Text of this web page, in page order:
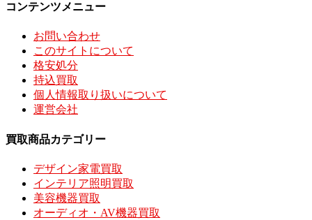
コンテンツメニュー
お問い合わせ
このサイトについて
格安処分
持込買取
個人情報取り扱いについて
運営会社
買取商品カテゴリー
デザイン家電買取
インテリア照明買取
美容機器買取
オーディオ・AV機器買取